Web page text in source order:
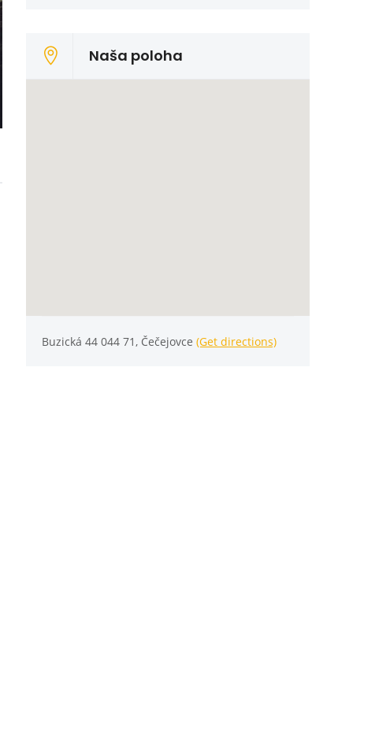
Naša poloha
Buzická 44 044 71, Čečejovce (Get directions)